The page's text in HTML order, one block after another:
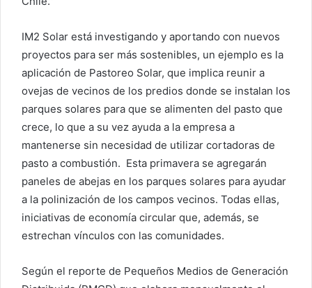
IM2 Solar está investigando y aportando con nuevos
proyectos para ser más sostenibles, un ejemplo es la
aplicación de Pastoreo Solar, que implica reunir a
ovejas de vecinos de los predios donde se instalan los
parques solares para que se alimenten del pasto que
crece, lo que a su vez ayuda a la empresa a
mantenerse sin necesidad de utilizar cortadoras de
pasto a combustión. Esta primavera se agregarán
paneles de abejas en los parques solares para ayudar
a la polinización de los campos vecinos. Todas ellas,
iniciativas de economía circular que, además, se
estrechan vínculos con las comunidades.
Según el reporte de Pequeños Medios de Generación